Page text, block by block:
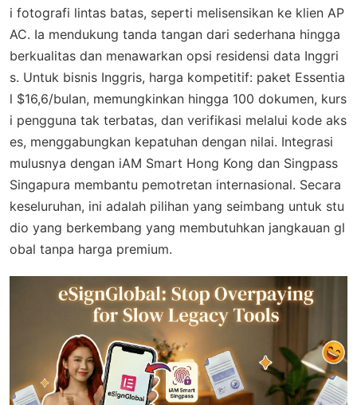
i fotografi lintas batas, seperti melisensikan ke klien AP
AC. Ia mendukung tanda tangan dari sederhana hingga
berkualitas dan menawarkan opsi residensi data Inggri
s. Untuk bisnis Inggris, harga kompetitif: paket Essentia
l $16,6/bulan, memungkinkan hingga 100 dokumen, kurs
i pengguna tak terbatas, dan verifikasi melalui kode aks
es, menggabungkan kepatuhan dengan nilai. Integrasi
mulusnya dengan iAM Smart Hong Kong dan Singpass
Singapura membantu pemotretan internasional. Secara
keseluruhan, ini adalah pilihan yang seimbang untuk stu
dio yang berkembang yang membutuhkan jangkauan gl
obal tanpa harga premium.